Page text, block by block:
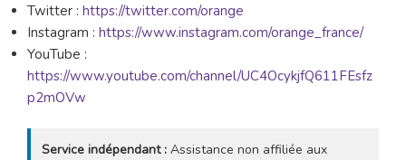
Twitter : https://twitter.com/orange
Instagram : https://www.instagram.com/orange_france/
YouTube :
https://www.youtube.com/channel/UC4OcykjfQ611FEsfz
p2mOVw
Service indépendant : Assistance non affiliée aux